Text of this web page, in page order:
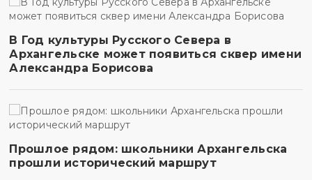
В Год культуры Русского Севера в
Архангельске может появиться сквер имени
Александра Борисова
Прошлое рядом: школьники Архангельска
прошли исторический маршрут